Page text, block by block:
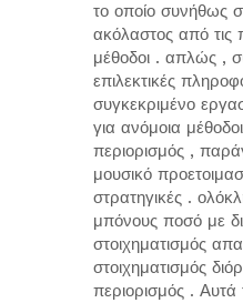
το οποίο συνήθως
ακόλαστος από τις
μέθοδοι . απλώς ,
επιλεκτικές
συγκεκριμένο
για ανόμοια
περιορισμός ,
μουσικό
στρατηγικές .
μπόνους ποσό με
στοιχηματισμός
στοιχηματισμός
περιορισμός .